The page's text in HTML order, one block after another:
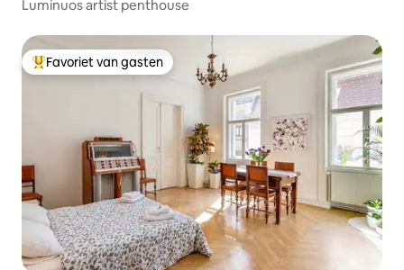
Luminuos artist penthouse
Topfavoriet van gasten
Favoriet van gasten